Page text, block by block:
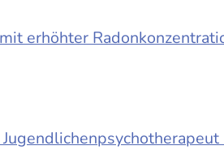
erhöhter